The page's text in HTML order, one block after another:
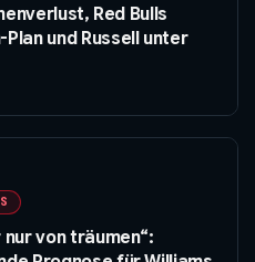
Red Bulls
und Russell unter
nur von träumen“: